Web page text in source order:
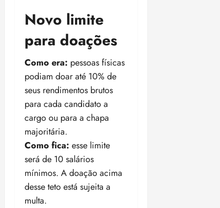
Novo limite
para doações
Como era: pessoas físicas
podiam doar até 10% de
seus rendimentos brutos
para cada candidato a
cargo ou para a chapa
majoritária.
Como fica: esse limite
será de 10 salários
mínimos. A doação acima
desse teto está sujeita a
multa.